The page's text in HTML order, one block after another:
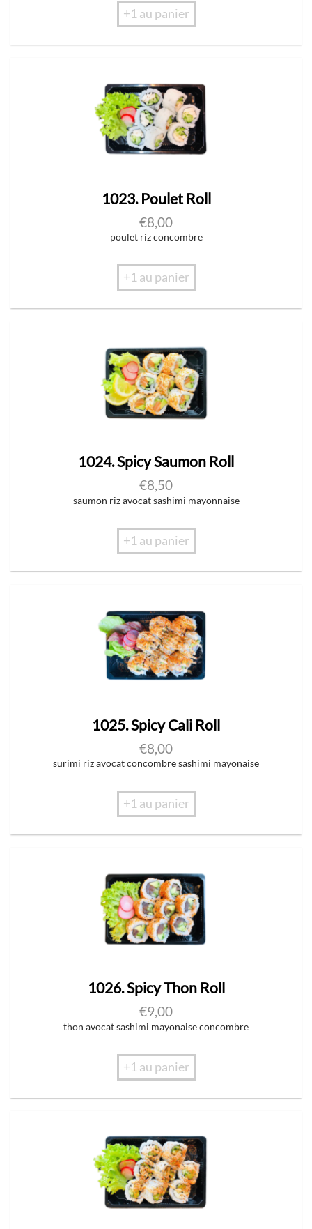
+1 au panier
1023. Poulet Roll
€8,00
poulet riz concombre
+1 au panier
1024. Spicy Saumon Roll
€8,50
saumon riz avocat sashimi mayonnaise
+1 au panier
1025. Spicy Cali Roll
€8,00
surimi riz avocat concombre sashimi mayonaise
+1 au panier
1026. Spicy Thon Roll
€9,00
thon avocat sashimi mayonaise concombre
+1 au panier